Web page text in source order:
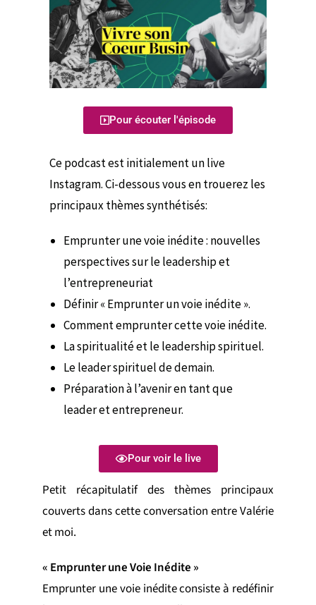
Pour écouter l'épisode
Ce podcast est initialement un live
Instagram. Ci-dessous vous en trouerez les
principaux thèmes synthétisés:
Emprunter une voie inédite : nouvelles
perspectives sur le leadership et
l’entrepreneuriat
Définir « Emprunter un voie inédite ».
Comment emprunter cette voie inédite.
La spiritualité et le leadership spirituel.
Le leader spirituel de demain.
Préparation à l’avenir en tant que
leader et entrepreneur.
Pour voir le live
Petit récapitulatif des thèmes principaux
couverts dans cette conversation entre Valérie
et moi.
« Emprunter une Voie Inédite »
Emprunter une voie inédite consiste à redéfinir